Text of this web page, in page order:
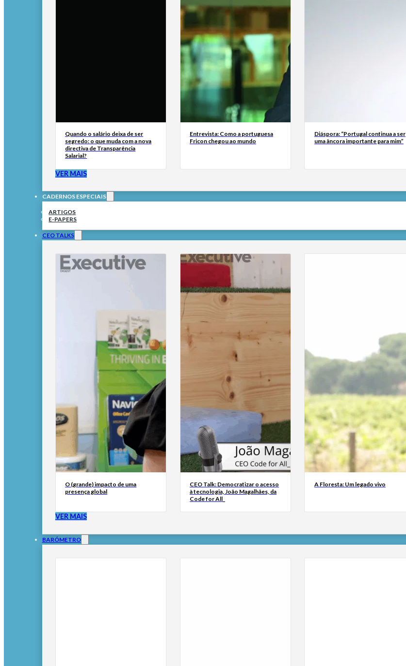
Quando o salário deixa de ser
segredo: o que muda com a nova
directiva de Transparência
Salarial?
Entrevista: Como a portuguesa
Fricon chegou ao mundo
Diáspora: “Portugal continua a ser
uma âncora importante para mim”
VER MAIS
CADERNOS ESPECIAIS
ARTIGOS
E-PAPERS
CEO TALKS
O (grande) impacto de uma
presença global
CEO Talk: Democratizar o acesso
à tecnologia, João Magalhães, da
Code for All_
A Floresta: Um legado vivo
VER MAIS
BARÓMETRO